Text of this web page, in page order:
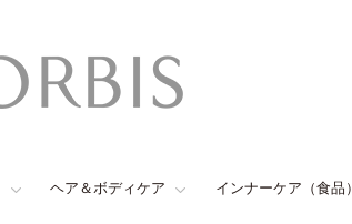
ヘア＆ボディケア インナーケア（食品）